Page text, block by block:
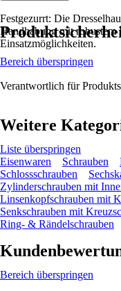
Festgezurrt: Die
Handhabung mit
Einsatzmöglichkeiten.
Bereich überspringen
Verantwortlich für
Weitere
Liste überspringen
Eisenwaren
Schrauben
Schlossschrauben
Zylinderschrauben mit
Linsenkopfschrauben mit
Senkschrauben mit
Ring- & Rändelschrauben
Bereich überspringen